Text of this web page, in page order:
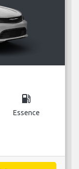
local_gas_station
Essence